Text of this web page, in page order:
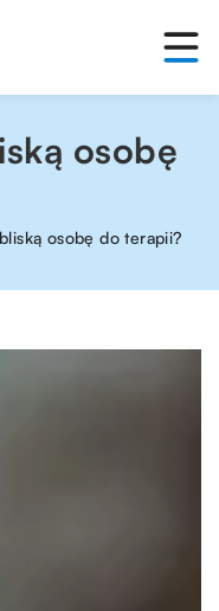
osobę
osobę do terapii?